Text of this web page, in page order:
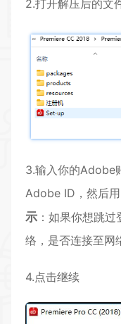
2.打开解压后的文
3.输入你的Adobe
Adobe ID，然后
示 ：如果你想跳
络，是否连接至网
4.点击继续